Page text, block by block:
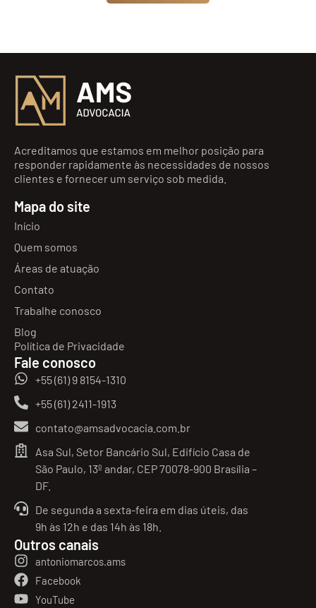
Acreditamos que estamos em melhor posição para
responder rapidamente às necessidades de nossos
clientes e fornecer um serviço sob medida.
Mapa do site
Início
Quem somos
Áreas de atuação
Contato
Trabalhe conosco
Blog
Política de Privacidade
Fale conosco
+55 (61) 9 8154-1310
+55 (61) 2411-1913
contato@amsadvocacia.com.br
Asa Sul, Setor Bancário Sul, Edifício Casa de
São Paulo, 13º andar, CEP 70078-900 Brasília –
DF.
De segunda a sexta-feira em dias úteis, das
9h às 12h e das 14h às 18h.
Outros canais
antoniomarcos.ams
Facebook
YouTube